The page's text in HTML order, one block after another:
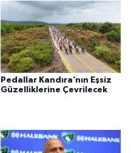
Pedallar Kandıra’nın Eşsiz
Güzelliklerine Çevrilecek